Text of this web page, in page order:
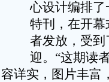
心设计编排
特刊，在开
者发放，受
迎。“这期读
详实，图片丰富